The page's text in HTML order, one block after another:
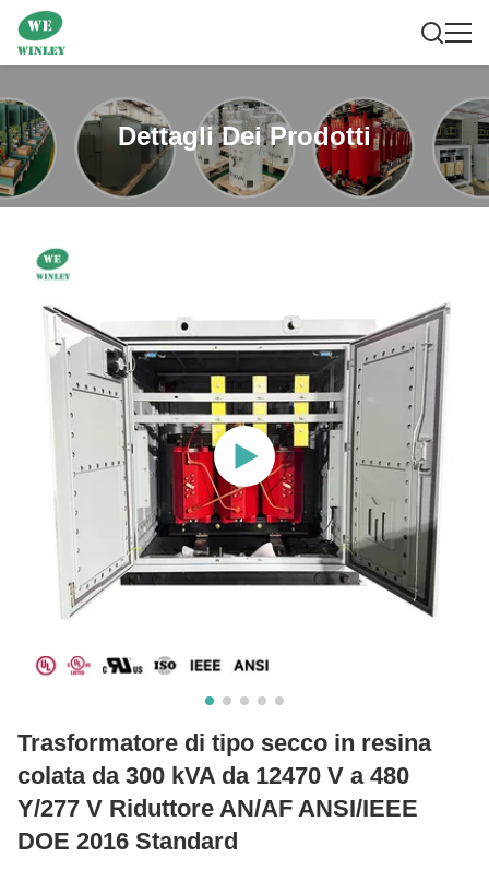
Dettagli Dei Prodotti
Trasformatore di tipo secco in resina
colata da 300 kVA da 12470 V a 480
Y/277 V Riduttore AN/AF ANSI/IEEE
DOE 2016 Standard